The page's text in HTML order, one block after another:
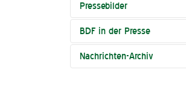
Pressebilder
BDF in der Presse
Nachrichten-Archiv